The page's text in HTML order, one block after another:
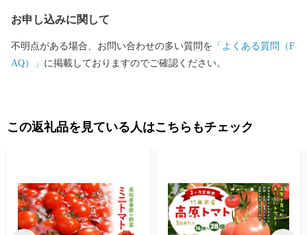
お申し込みに関して
不明点がある場合、お問い合わせの多い質問を 「よくある質問（F
AQ）」 に掲載しておりますのでご確認ください。
この返礼品を見ている人はこちらもチェック